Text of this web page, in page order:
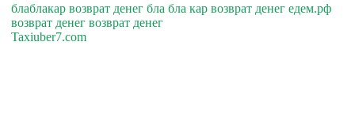
блаблакар возврат денег бла бла кар возврат денег едем.рф
возврат денег возврат денег
Taxiuber7.com